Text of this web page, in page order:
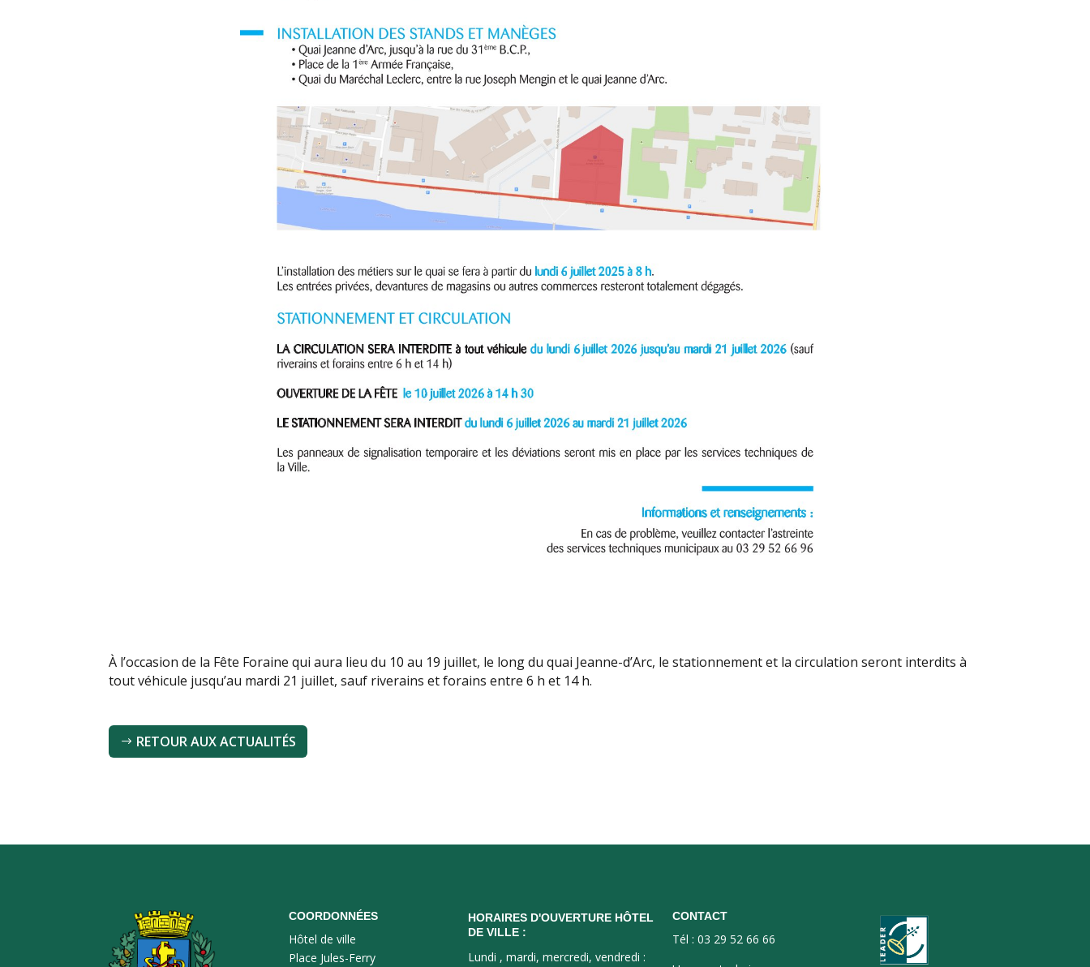
À l’occasion de la Fête Foraine qui aura lieu du 10 au 19 juillet, le long du quai Jeanne-d’Arc, le stationnement et la circulation seront interdits à
tout véhicule jusqu’au mardi 21 juillet, sauf riverains et forains entre 6 h et 14 h.
RETOUR AUX ACTUALITÉS
COORDONNÉES
Hôtel de ville
Place Jules-Ferry
HORAIRES D'OUVERTURE HÔTEL
DE VILLE :
Lundi , mardi, mercredi, vendredi :
CONTACT
Tél : 03 29 52 66 66